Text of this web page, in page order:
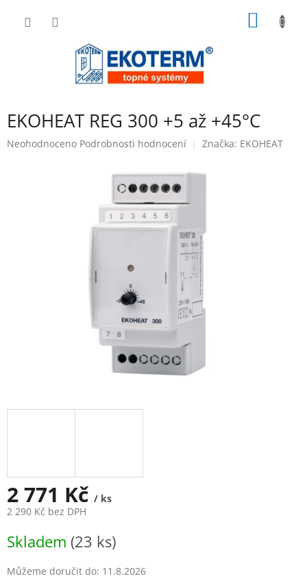
EKOHEAT REG 300 +5 až +45°C
Průměrné
Neohodnoceno Podrobnosti hodnocení Značka: EKOHEAT
2 771 Kč / ks
2 290 Kč bez DPH
cena:
Skladem (23 ks)
Můžeme doručit do: 11.8.2026